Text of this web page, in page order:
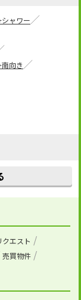
ャワー
向き
エスト
売買物件